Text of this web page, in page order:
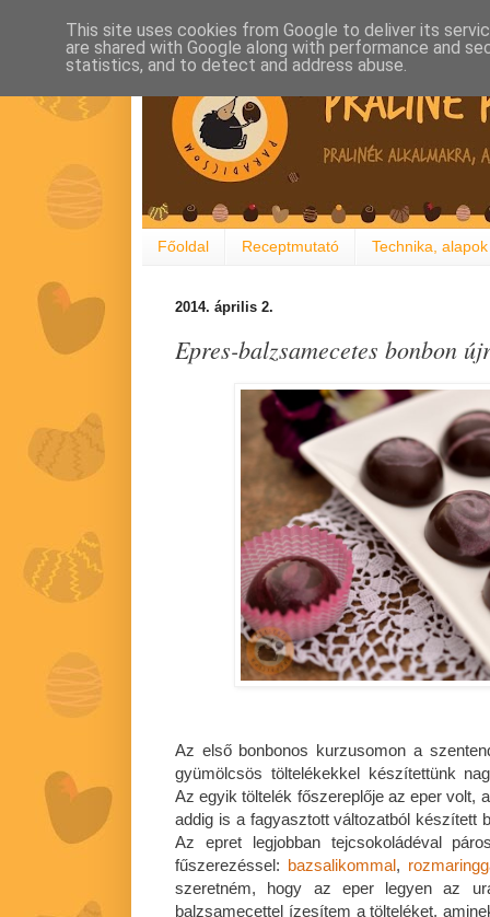
Főoldal Receptmutató Technika, alapok
2014. április 2.
Epres-balzsamecetes bonbon
Az első bonbonos kurzusomon a
gyümölcsös töltelékekkel készítettünk
Az egyik töltelék főszereplője az eper volt,
addig is a fagyasztott változatból készített
Az epret legjobban tejcsokoládéval
fűszerezéssel: bazsalikommal,
szeretném, hogy az eper legyen az
balzsamecettel ízesítem a tölteléket,
This site uses cookies from Google to deliver its
are shared with Google along with performance and
statistics, and to detect and address abuse.